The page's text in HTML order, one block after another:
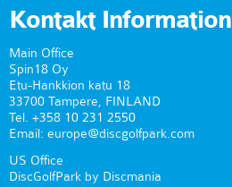
Kontakt Information
Main Office
Spin18 Oy
Etu-Hankkion katu 18
33700 Tampere, FINLAND
Tel. +358 10 231 2550
Email: europe@discgolfpark.com
US Office
DiscGolfPark by Discmania